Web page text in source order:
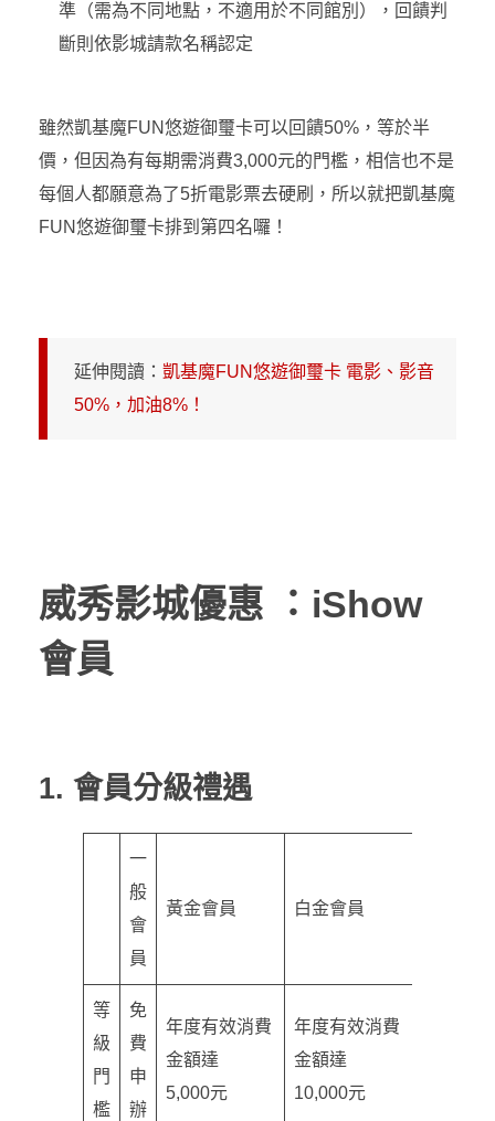
準（需為不同地點，不適用於不同館別），回饋判
斷則依影城請款名稱認定
雖然凱基魔FUN悠遊御璽卡可以回饋50%，等於半
價，但因為有每期需消費3,000元的門檻，相信也不是
每個人都願意為了5折電影票去硬刷，所以就把凱基魔
FUN悠遊御璽卡排到第四名囉！
延伸閱讀： 凱基魔FUN悠遊御璽卡 電影、影音
50%，加油8%！
威秀影城優惠 ：iShow
會員
1. 會員分級禮遇
一
般
會
員
黃金會員 白金會員
等
級
門
檻
免
費
申
辦
年度有效消費
金額達
5,000元
年度有效消費
金額達
10,000元